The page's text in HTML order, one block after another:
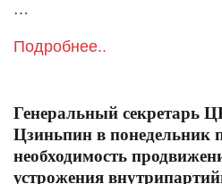
…
Подробнее..
Генеральный секретарь
Цзиньпин в понедельник
необходимость
устрожения